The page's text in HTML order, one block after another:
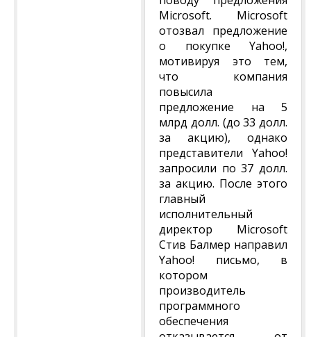
Microsoft. Microsoft
отозвал предложение
о покупке Yahoo!,
мотивируя это тем,
что компания
повысила
предложение на 5
млрд долл. (до 33 долл.
за акцию), однако
представители Yahoo!
запросили по 37 долл.
за акцию. После этого
главный
исполнительный
директор Microsoft
Стив Балмер направил
Yahoo! письмо, в
котором
производитель
программного
обеспечения